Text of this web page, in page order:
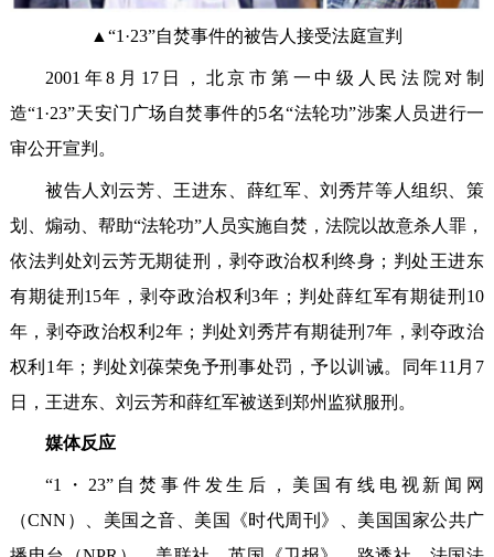
▲“1·23”自焚事件的被告人接受法庭宣判
2001年8月17日，北京市第一中级人民法院对制
造“1·23”天安门广场自焚事件的5名“法轮功”涉案人员进行一
审公开宣判。
被告人刘云芳、王进东、薛红军、刘秀芹等人组织、策
划、煽动、帮助“法轮功”人员实施自焚，法院以故意杀人罪，
依法判处刘云芳无期徒刑，剥夺政治权利终身；判处王进东
有期徒刑15年，剥夺政治权利3年；判处薛红军有期徒刑10
年，剥夺政治权利2年；判处刘秀芹有期徒刑7年，剥夺政治
权利1年；判处刘葆荣免予刑事处罚，予以训诫。同年11月7
日，王进东、刘云芳和薛红军被送到郑州监狱服刑。
媒体反应
“1・23”自焚事件发生后，美国有线电视新闻网
（CNN）、美国之音、美国《时代周刊》、美国国家公共广